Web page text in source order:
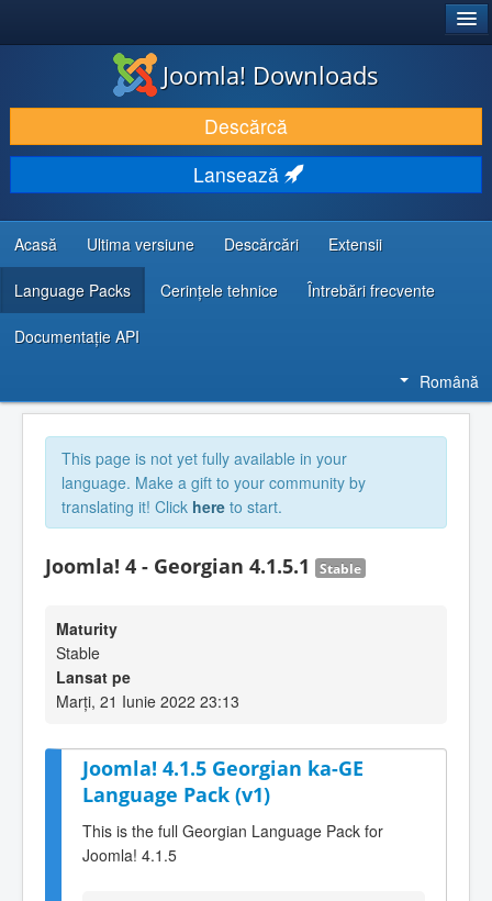
DESCARCĂ & ȘI EXTINDE
DESCOPERĂ & ÎNVAȚĂ
COMUNITATE & SUPORT
RESURSE DEZVOLTATORI
Joomla! Downloads
Descărcă
Lansează
Acasă Ultima versiune Descărcări Extensii
Language Packs Cerințele tehnice Întrebări frecvente
Documentaţie API
Română
This page is not yet fully available in your
language. Make a gift to your community by
translating it! Click here to start.
Joomla! 4 - Georgian 4.1.5.1 Stable
Maturity
Stable
Lansat pe
Marți, 21 Iunie 2022 23:13
Joomla! 4.1.5 Georgian ka-GE
Language Pack (v1)
This is the full Georgian Language Pack for
Joomla! 4.1.5